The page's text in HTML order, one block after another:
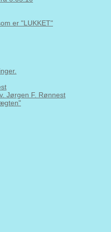
er "LUKKET"
Jørgen F. Rønnest